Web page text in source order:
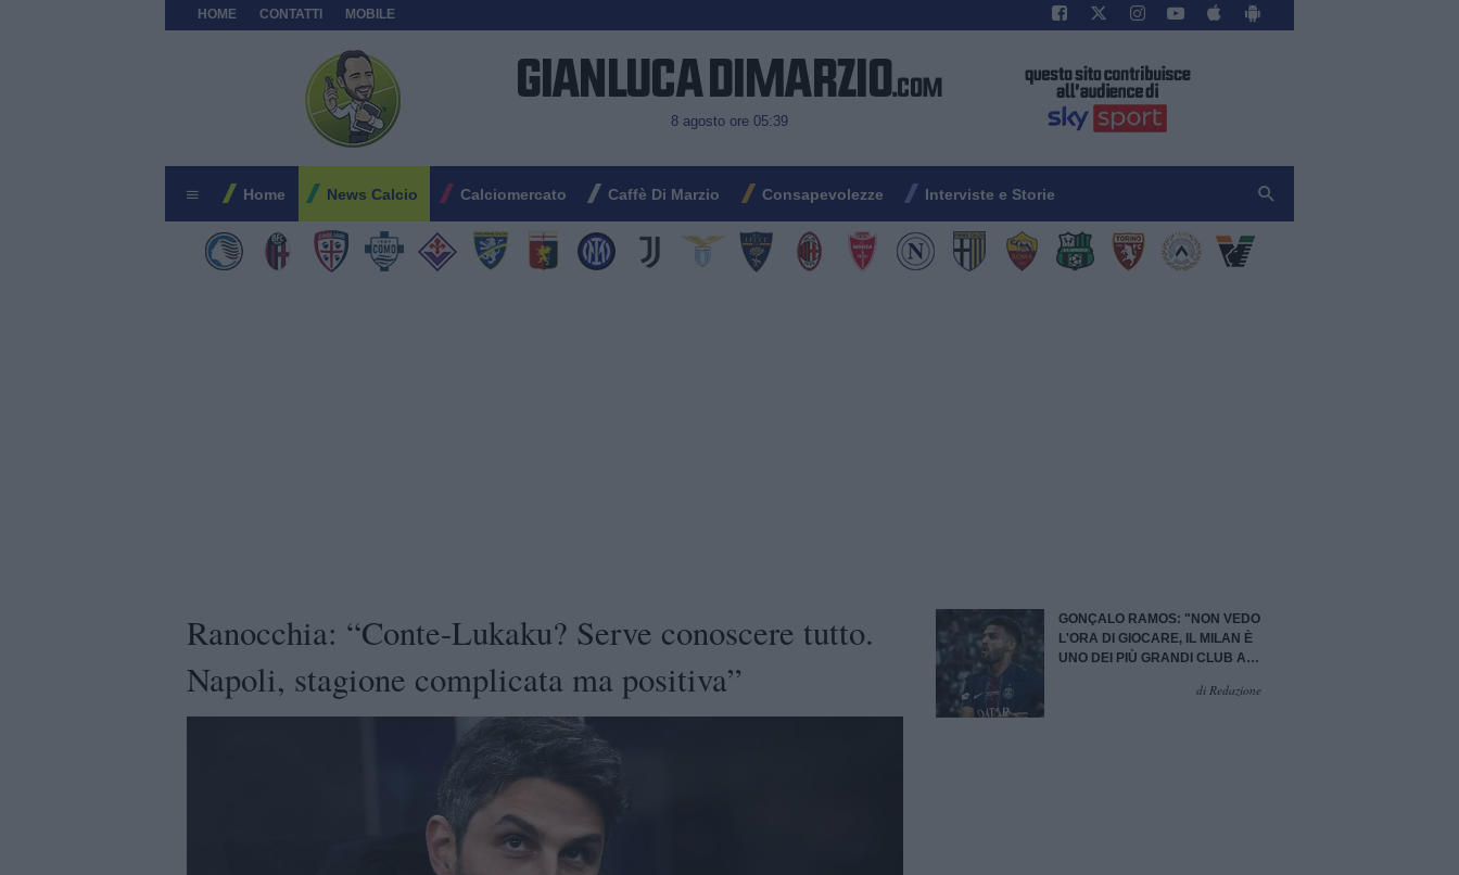
HOME CONTATTI MOBILE
8 agosto ore 05:39
Home News Calcio Calciomercato Caffè Di Marzio Consapevolezze Interviste e Storie
Ranocchia: “Conte-Lukaku? Serve conoscere tutto.
Napoli, stagione complicata ma positiva”
GONÇALO RAMOS: "NON VEDO
L'ORA DI GIOCARE, IL MILAN È
UNO DEI PIÙ GRANDI CLUB AL
di Redazione